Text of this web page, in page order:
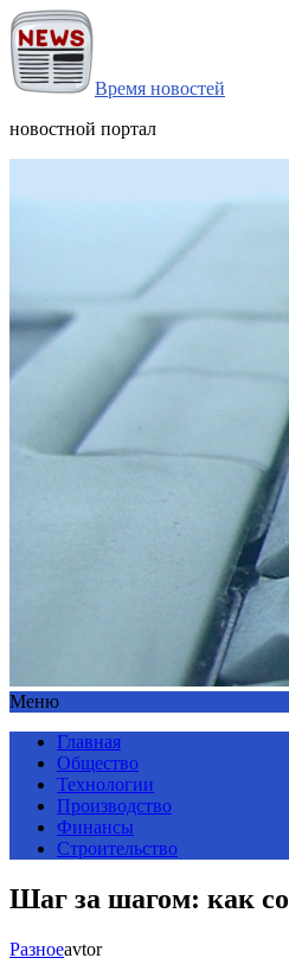
Время новостей
новостной портал
Меню
Главная
Общество
Технологии
Производство
Финансы
Строительство
Шаг за шагом: как
Разноеavtor